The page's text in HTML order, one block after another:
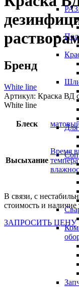
Для
Бренд
White line
Артикул: Краска ВД
White line
Блеск
Высыхание
Время
В связи, с
стоимость и наличие
ЗАПРОСИТЬ ЦЕНУ